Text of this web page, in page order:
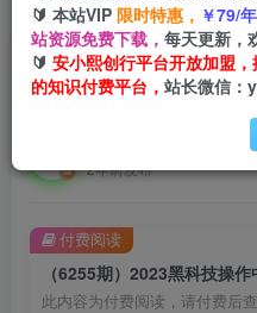
首页 创业课程 会员专属 正文
（6255期）2023黑科
照做小白日入300+的项
2年前发布
此内容为付费阅读，请付费后
付费阅读
🔰 本站VIP 限时特惠， ￥79/
站资源免费下载， 每天更新，
🔰 安小熙创行平台开放加盟
的知识付费平台， 站长微信：